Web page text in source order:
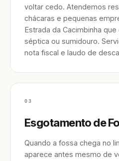
voltar cedo. Atendemos
chácaras e pequenas
Estrada da Cacimbinha
séptica ou sumidouro.
nota fiscal e laudo de
03
Esgotamento de
Quando a fossa chega no
aparece antes mesmo de